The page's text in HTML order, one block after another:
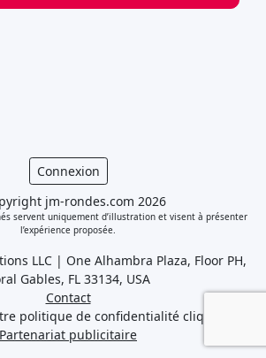
Connexion
jm-rondes.com 2026
servent uniquement d’illustration et visent à présenter
l’expérience proposée.
LLC | One Alhambra Plaza, Floor PH,
Gables, FL 33134, USA
Contact
politique de confidentialité cliquez
Partenariat publicitaire